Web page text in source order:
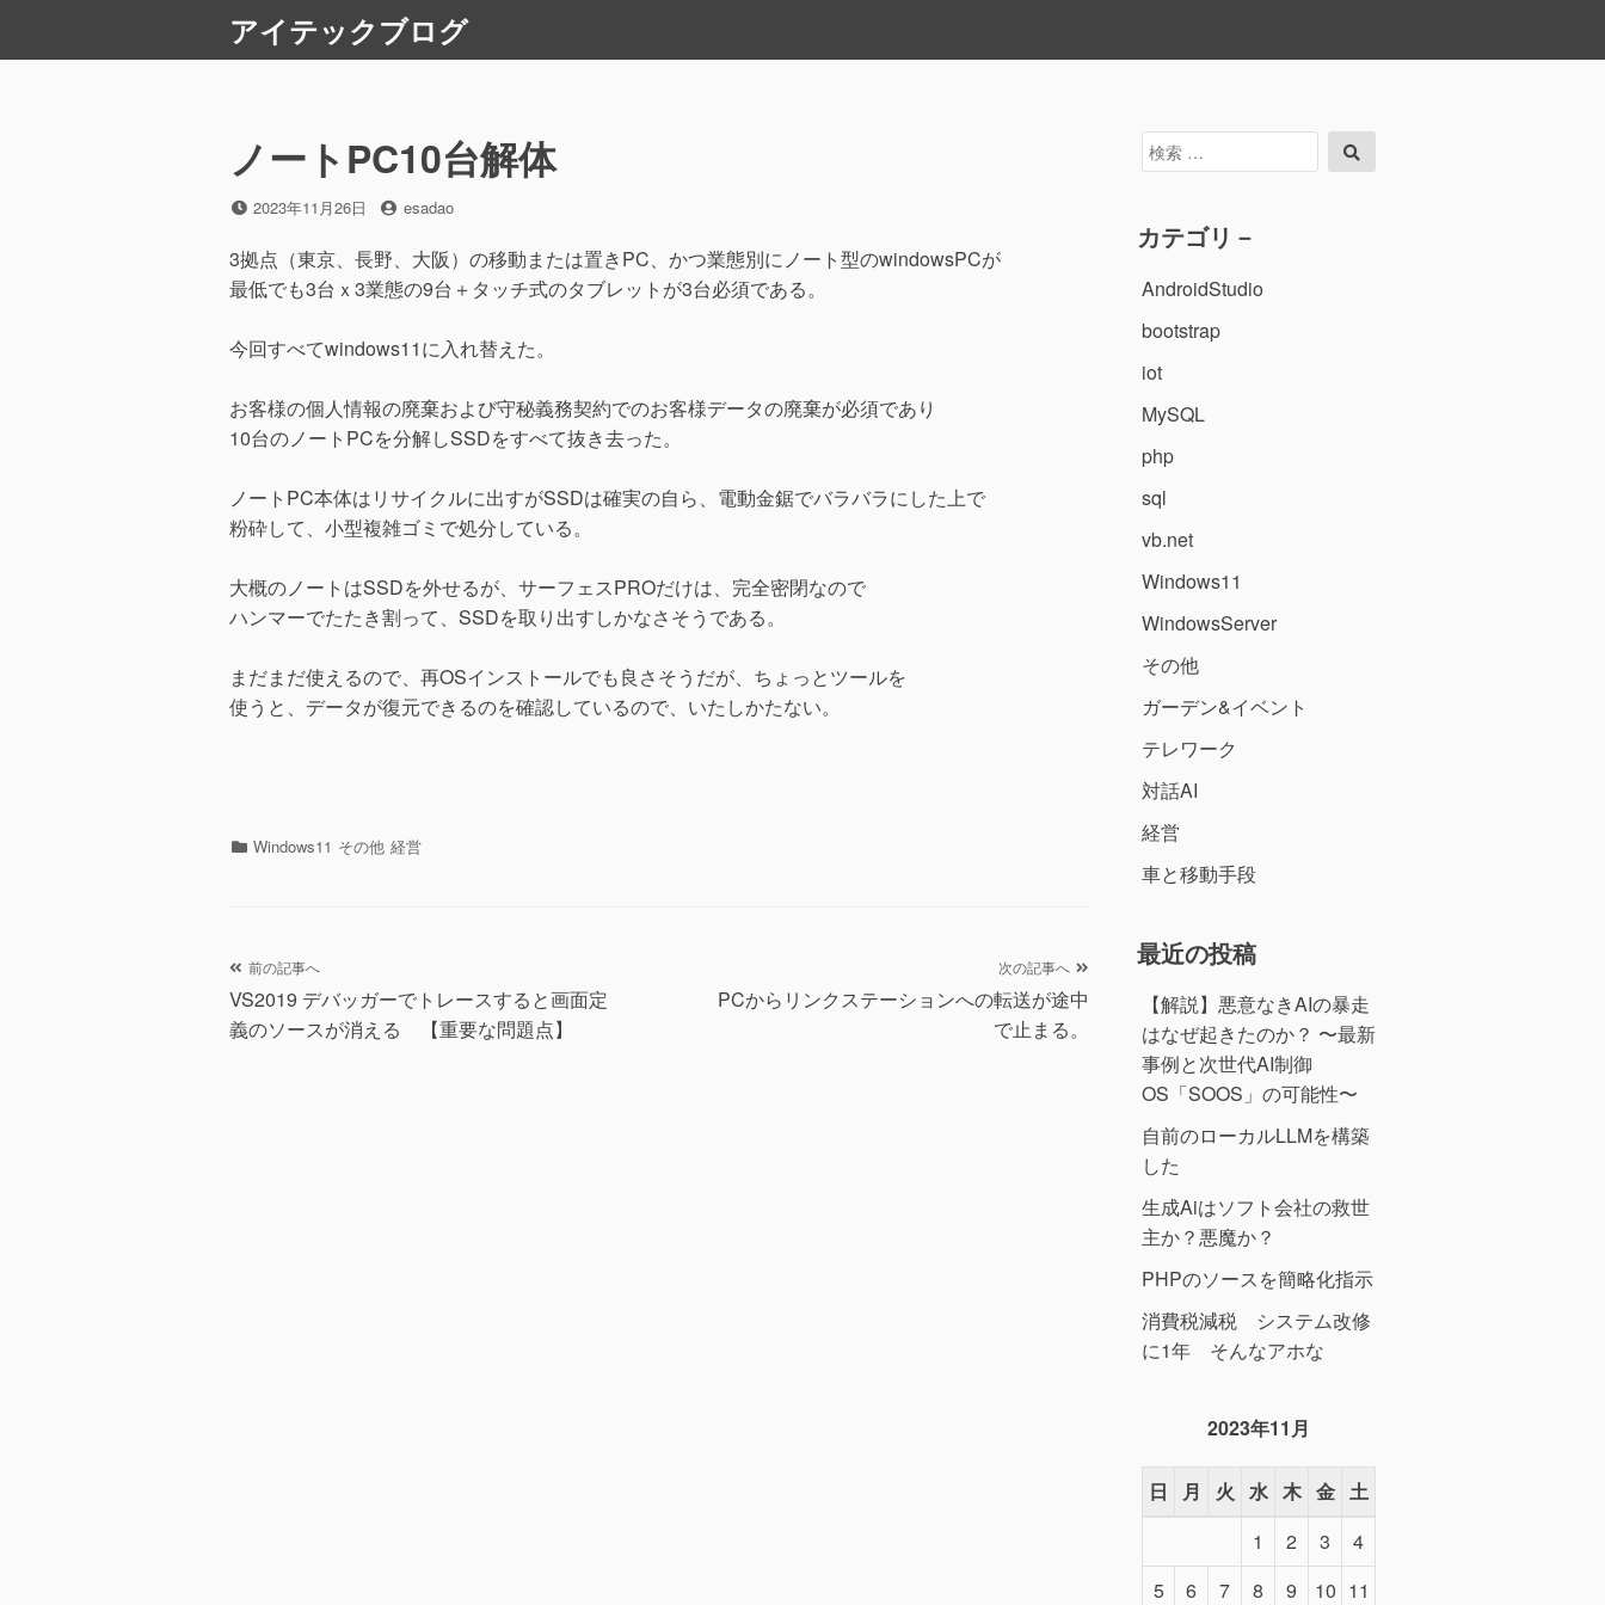
アイテックブログ
ノートPC10台解体
投
日
2023年11月26日
投
esadao
3拠点（東京、長野、大阪）の移動または置きPC、かつ業態別にノート型のwindowsPCが
最低でも3台ｘ3業態の9台＋タッチ式のタブレットが3台必須である。
今回すべてwindows11に入れ替えた。
お客様の個人情報の廃棄および守秘義務契約でのお客様データの廃棄が必須であり
10台のノートPCを分解しSSDをすべて抜き去った。
ノートPC本体はリサイクルに出すがSSDは確実の自ら、電動金鋸でバラバラにした上で
粉砕して、小型複雑ゴミで処分している。
大概のノートはSSDを外せるが、サーフェスPROだけは、完全密閉なので
ハンマーでたたき割って、SSDを取り出すしかなさそうである。
まだまだ使えるので、再OSインストールでも良さそうだが、ちょっとツールを
使うと、データが復元できるのを確認しているので、いたしかたない。
カ Windows11 その他 経営
投
稿
前の記事へ
VS2019 デバッガーでトレースすると画面定
義のソースが消える 【重要な問題点】
次の記事へ
PCからリンクステーションへの転送が途中
で止まる。
検
索
索
カテゴリ－
AndroidStudio
bootstrap
iot
MySQL
php
sql
vb.net
Windows11
WindowsServer
その他
ガーデン&イベント
テレワーク
対話AI
経営
車と移動手段
最近の投稿
【解説】悪意なきAIの暴走
はなぜ起きたのか？ 〜最新
事例と次世代AI制御
OS「SOOS」の可能性〜
自前のローカルLLMを構築
した
生成Aiはソフト会社の救世
主か？悪魔か？
PHPのソースを簡略化指示
消費税減税 システム改修
に1年 そんなアホな
2023年11月
日 月 火 水 木 金 土
1
2 3
4
5
6 7 8 9 10 11